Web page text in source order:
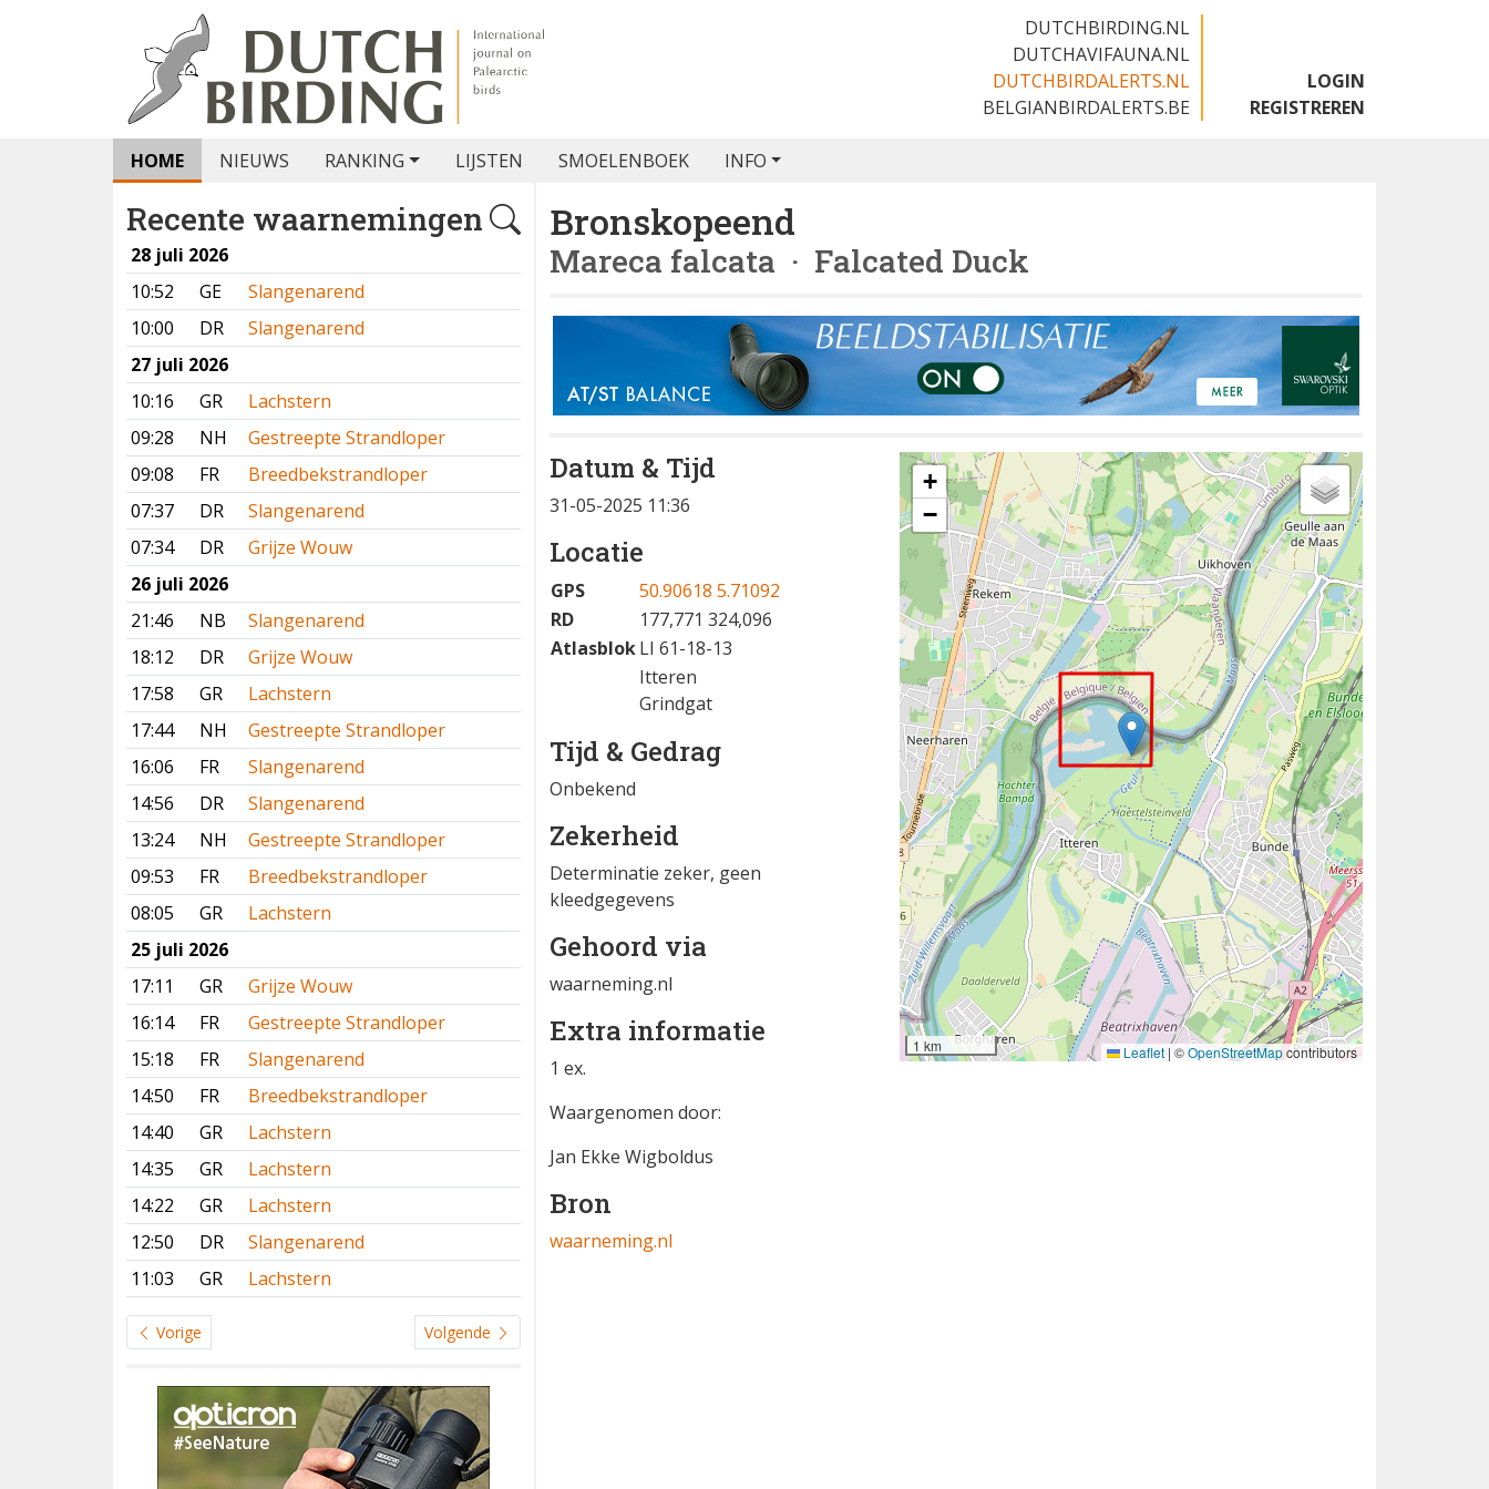
DUTCHBIRDING.NL
DUTCHAVIFAUNA.NL
DUTCHBIRDALERTS.NL
BELGIANBIRDALERTS.BE
LOGIN
REGISTREREN
HOME NIEUWS RANKING LIJSTEN SMOELENBOEK INFO
Recente waarnemingen
28 juli 2026
10:52
GE
Slangenarend
10:00
DR
Slangenarend
27 juli 2026
10:16
GR
Lachstern
09:28
NH
Gestreepte Strandloper
09:08
FR
Breedbekstrandloper
07:37
DR
Slangenarend
07:34
DR
Grijze Wouw
26 juli 2026
21:46
NB
Slangenarend
18:12
DR
Grijze Wouw
17:58
GR
Lachstern
17:44
NH
Gestreepte Strandloper
16:06
FR
Slangenarend
14:56
DR
Slangenarend
13:24
NH
Gestreepte Strandloper
09:53
FR
Breedbekstrandloper
08:05
GR
Lachstern
25 juli 2026
17:11
GR
Grijze Wouw
16:14
FR
Gestreepte Strandloper
15:18
FR
Slangenarend
14:50
FR
Breedbekstrandloper
14:40
GR
Lachstern
14:35
GR
Lachstern
14:22
GR
Lachstern
12:50
DR
Slangenarend
11:03
GR Lachstern
Vorige Volgende
Bronskopeend
Mareca falcata · Falcated Duck
Datum & Tijd
31-05-2025 11:36
Locatie
GPS
50.90618 5.71092
RD
177,771 324,096
AtlasblokLI 61-18-13
Itteren
Grindgat
Tijd & Gedrag
Onbekend
Zekerheid
Determinatie zeker, geen
kleedgegevens
Gehoord via
waarneming.nl
Extra informatie
1 ex.
Waargenomen door:
Jan Ekke Wigboldus
Bron
waarneming.nl
+
−
1 km Leaflet | ©OpenStreetMapcontributors